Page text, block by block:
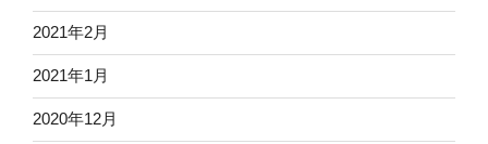
2021年2月
2021年1月
2020年12月